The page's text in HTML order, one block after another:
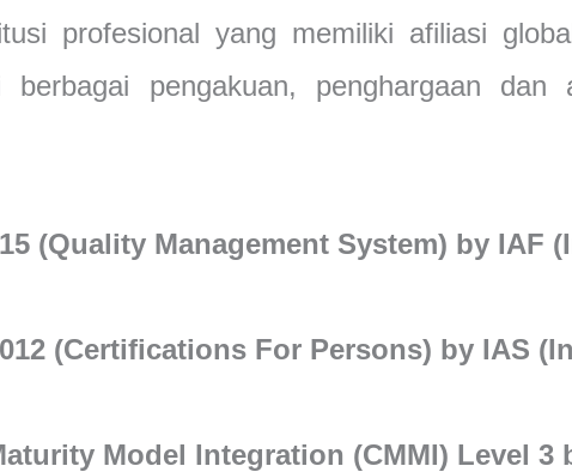
profesional yang memiliki afiliasi
pengakuan, penghargaan dan
(Quality Management System) by IAF
(Certifications For Persons) by IAS
Model Integration (CMMI) Level 3